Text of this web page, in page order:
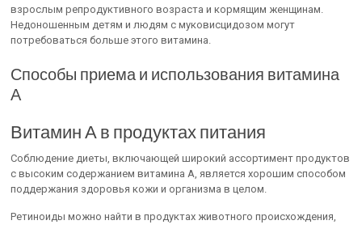
взрослым репродуктивного возраста и кормящим женщинам.
Недоношенным детям и людям с муковисцидозом могут
потребоваться больше этого витамина.
Способы приема и использования витамина
А
Витамин А в продуктах питания
Соблюдение диеты, включающей широкий ассортимент продуктов
с высоким содержанием витамина А, является хорошим способом
поддержания здоровья кожи и организма в целом.
Ретиноиды можно найти в продуктах животного происхождения,